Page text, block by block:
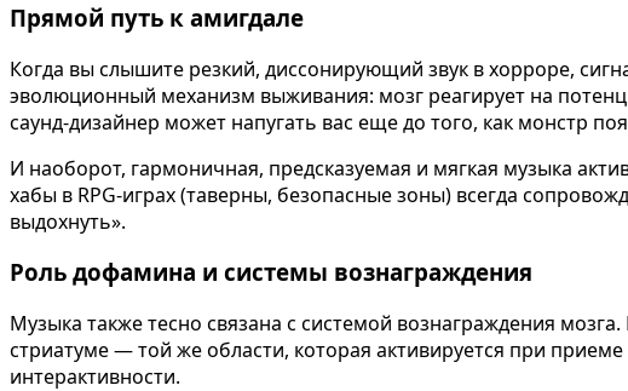
Прямой путь к амигдале
Когда вы слышите резкий, диссонирующий звук в хорроре,
эволюционный механизм выживания: мозг реагирует на
саунд-дизайнер может напугать вас еще до того, как монстр
И наоборот, гармоничная, предсказуемая и мягкая музыка
хабы в RPG-играх (таверны, безопасные зоны) всегда
выдохнуть».
Роль дофамина и системы вознаграждения
Музыка также тесно связана с системой вознаграждения
стриатуме — той же области, которая активируется при
интерактивности.